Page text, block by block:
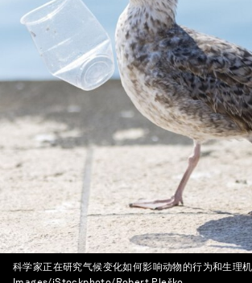
科学家正在研究气候变化如何影响动物的行为和生理机